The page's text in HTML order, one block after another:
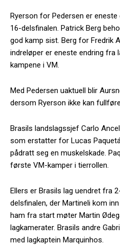
Ryerson for Pedersen er
16-delsfinalen. Patrick Berg
god kamp sist. Berg for Fredrik
indreløper er eneste endring
kampene i VM.
Med Pedersen uaktuell blir
dersom Ryerson ikke kan
Brasils landslagssjef Carlo
som erstatter for Lucas
pådratt seg en muskelskade.
første VM-kamper i tierrollen.
Ellers er Brasils lag uendret fra
delsfinalen, der Martineli kom
ham fra start møter Martin
lagkamerater. Brasils andre
med lagkaptein Marquinhos.